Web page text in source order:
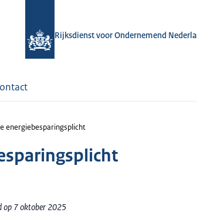
Rijksdienst voor Ondernemend
energiebesparingsplicht
op 7 oktober 2025